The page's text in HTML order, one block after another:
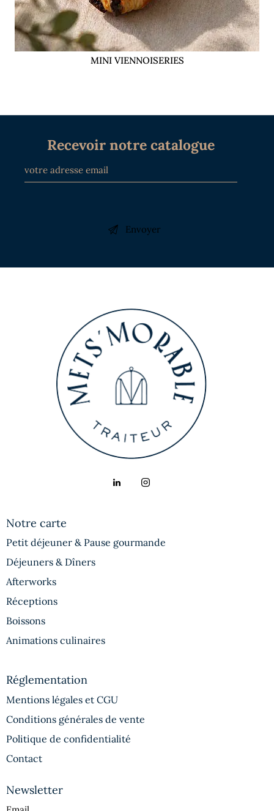
MINI VIENNOISERIES
Recevoir notre catalogue
Notre carte
Petit déjeuner & Pause gourmande
Déjeuners & Dîners
Afterworks
Réceptions
Boissons
Animations culinaires
Réglementation
Mentions légales et CGU
Conditions générales de vente
Politique de confidentialité
Contact
Newsletter